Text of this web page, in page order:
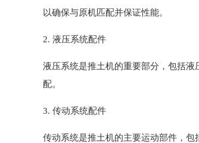
以确保与原机匹配并保证性能。
2. 液压系统配件
液压系统是推土机的重要部分，包括
配。
3. 传动系统配件
传动系统是推土机的主要运动部件，